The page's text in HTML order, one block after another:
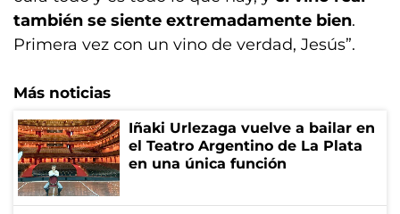
también se siente extremadamente bien.
Primera vez con un vino de verdad, Jesús”.
Más noticias
Iñaki Urlezaga vuelve a bailar en
el Teatro Argentino de La Plata
en una única función